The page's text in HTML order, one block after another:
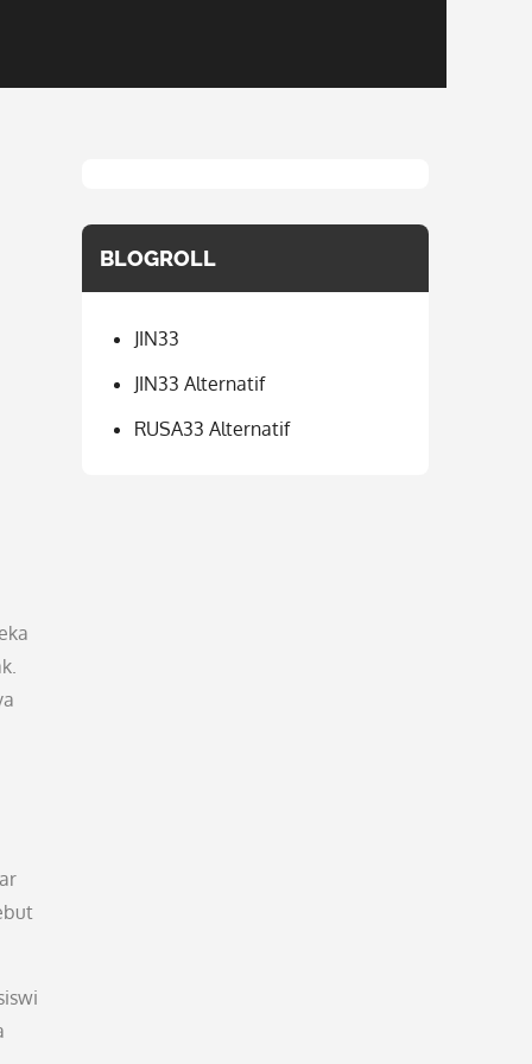
BLOGROLL
JIN33
JIN33 Alternatif
RUSA33 Alternatif